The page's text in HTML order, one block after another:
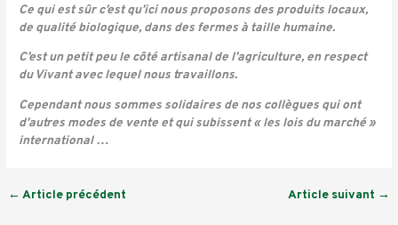
Ce qui est sûr c’est qu’ici nous proposons des produits locaux,
de qualité biologique, dans des fermes à taille humaine.
C’est un petit peu le côté artisanal de l’agriculture, en respect
du Vivant avec lequel nous travaillons.
Cependant nous sommes solidaires de nos collègues qui ont
d’autres modes de vente et qui subissent « les lois du marché »
international …
← Article précédent Article suivant →